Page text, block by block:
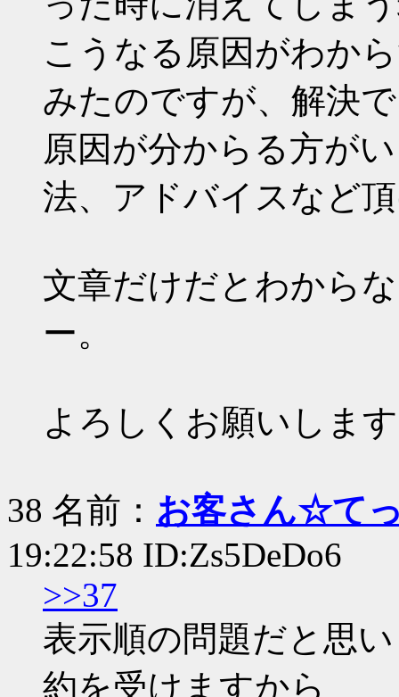
こうなる原因がわか
みたのですが、解決
原因が分からる方が
法、アドバイスなど
文章だけだとわから
ー。
よろしくお願いしま
38 名前： お客さん☆て
19:22:58 ID:Zs5DeDo6
>>37
表示順の問題だと思
約を受けますから